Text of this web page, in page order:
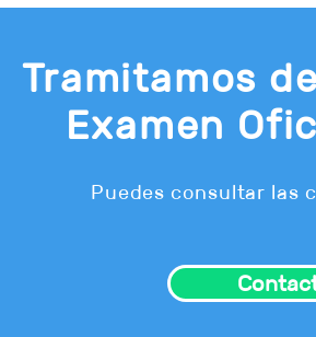
Tramitamos
Examen
Puedes consultar las